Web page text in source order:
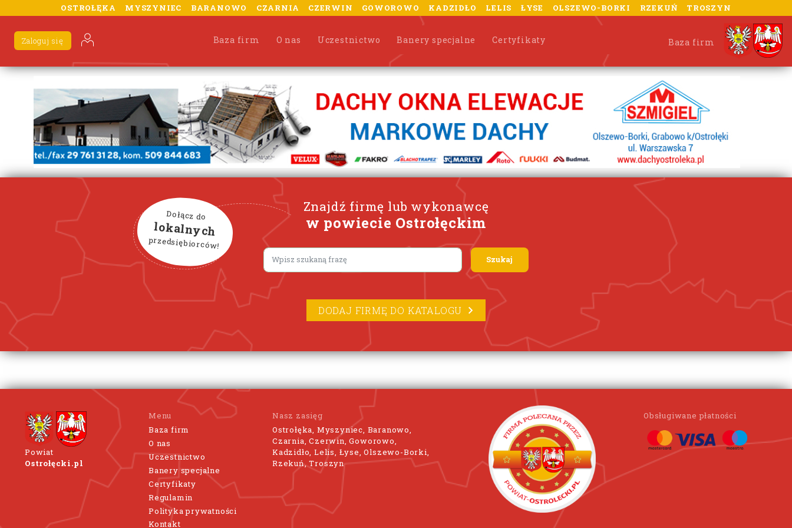
OSTROŁĘKA MYSZYNIEC BARANOWO CZARNIA CZERWIN GOWOROWO KADZIDŁO LELIS ŁYSE OLSZEWO-BORKI RZEKUŃ TROSZYN
Baza firm O nas Uczestnictwo Banery specjalne Certyfikaty
Zaloguj się Baza firm
Znajdź firmę lub wykonawcę
w powiecie Ostrołęckim
Dołącz do
lokalnych
przedsiębiorców!
Lorem ipsum
DODAJ FIRMĘ DO KATALOGU
Powiat
Ostrołęcki.pl
Menu
Baza firm
O nas
Uczestnictwo
Banery specjalne
Certyfikaty
Regulamin
Polityka prywatności
Kontakt
Nasz zasięg
Ostrołęka, Myszyniec, Baranowo,
Czarnia, Czerwin, Goworowo,
Kadzidło, Lelis, Łyse, Olszewo-Borki,
Rzekuń, Troszyn
Obsługiwane płatności